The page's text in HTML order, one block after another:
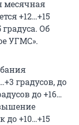
месячная
+12…+15
Об
УГМС».
градусов, до
до +16…
до +10…+15